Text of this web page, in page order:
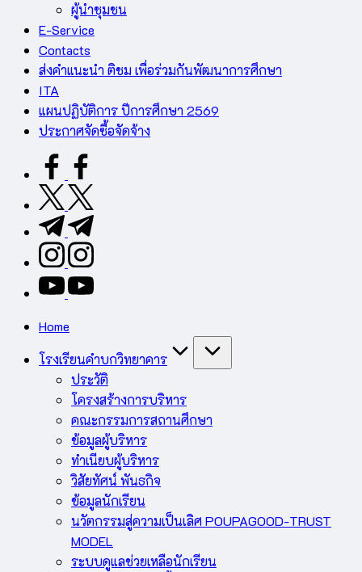
ผู้นำชุมชน
E-Service
Contacts
ส่งคำแนะนำ ติชม เพื่อร่วมกันพัฒนาการศึกษา
ITA
แผนปฏิบัติการ ปีการศึกษา 2569
ประกาศจัดซื้อจัดจ้าง
facebook.com
twitter.com
t.me
instagram.com
youtube.com
Home
โรงเรียนคำบกวิทยาคาร
ประวัติ
โครงสร้างการบริหาร
คณะกรรมการสถานศึกษา
ข้อมูลผู้บริหาร
ทำเนียบผู้บริหาร
วิสัยทัศน์ พันธกิจ
ข้อมูลนักเรียน
นวัตกรรมสู่ความเป็นเลิศ POUPAGOOD-TRUST
MODEL
ระบบดูแลช่วยเหลือนักเรียน